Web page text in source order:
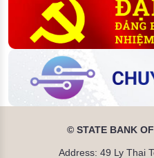
© STATE BANK
Address: 49 Ly Thai